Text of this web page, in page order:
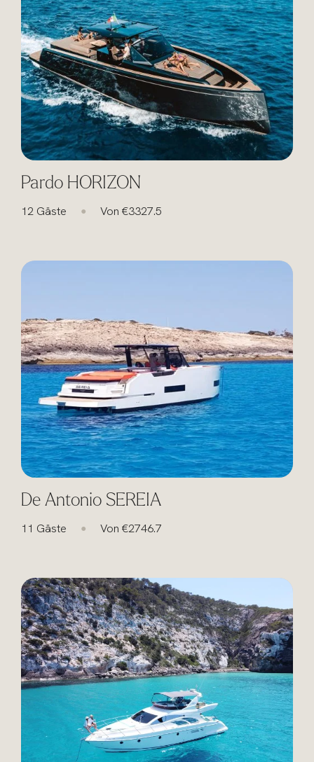
Pardo HORIZON
12 Gäste ● Von €3327.5
De Antonio SEREIA
11 Gäste ● Von €2746.7